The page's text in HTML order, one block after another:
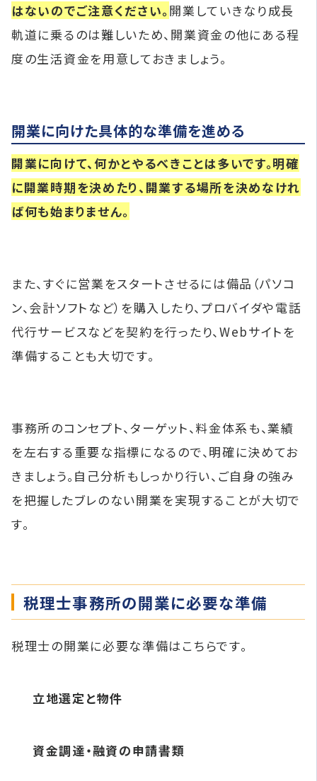
はないのでご注意ください。開業していきなり成長
軌道に乗るのは難しいため、開業資金の他にある程
度の生活資金を用意しておきましょう。
開業に向けた具体的な準備を進める
開業に向けて、何かとやるべきことは多いです。明確
に開業時期を決めたり、開業する場所を決めなけれ
ば何も始まりません。
また、すぐに営業をスタートさせるには備品（パソコ
ン、会計ソフトなど）を購入したり、プロバイダや電話
代行サービスなどを契約を行ったり、Webサイトを
準備することも大切です。
事務所のコンセプト、ターゲット、料金体系も、業績
を左右する重要な指標になるので、明確に決めてお
きましょう。自己分析もしっかり行い、ご自身の強み
を把握したブレのない開業を実現することが大切で
す。
税理士事務所の開業に必要な準備
税理士の開業に必要な準備はこちらです。
立地選定と物件
資金調達・融資の申請書類